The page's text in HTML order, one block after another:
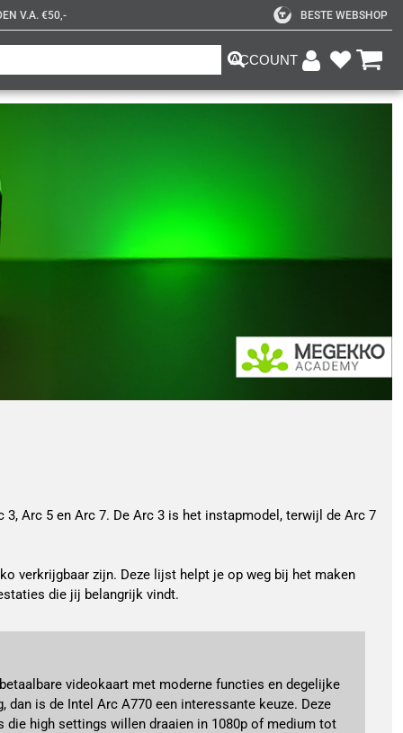
V.A. €50,- BESTE WEBSHOP
ACCOUNT
Arc 5 en Arc 7. De Arc 3 is het instapmodel, terwijl de Arc 7
verkrijgbaar zijn. Deze lijst helpt je op weg bij het maken
die jij belangrijk vindt.
videokaart met moderne functies en degelijke
dan is de Intel Arc A770 een interessante keuze. Deze
die high settings willen draaien in 1080p of medium tot